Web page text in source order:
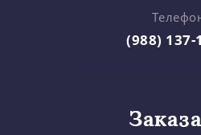
(988) 137-